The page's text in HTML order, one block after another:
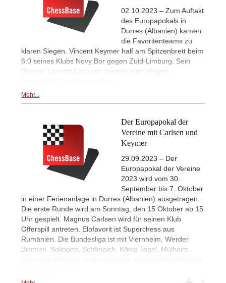
02.10.2023 – Zum Auftakt
des Europapokals in
Durres (Albanien) kamen
die Favoritenteams zu
klaren Siegen. Vincent Keymer half am Spitzenbrett beim
6:0 seines Klubs Novy Bor gegen Zuid-Limburg. Sein
Gegner Lennert Lenaerts leistete aber einigen
Mehr...
Der Europapokal der
Vereine mit Carlsen und
Keymer
29.09.2023 – Der
Europapokal der Vereine
2023 wird vom 30.
September bis 7. Oktober
in einer Ferienanlage in Durres (Albanien) ausgetragen.
Die erste Runde wird am Sonntag, den 15 Oktober ab 15
Uhr gespielt. Magnus Carlsen wird für seinen Klub
Offerspill antreten. Elofavorit ist Superchess aus
Rumänien. Die Bundesliga ist mit Viernheim, Werder
Bremen, Solingen, Schönaich, König Tegel, Mülheim